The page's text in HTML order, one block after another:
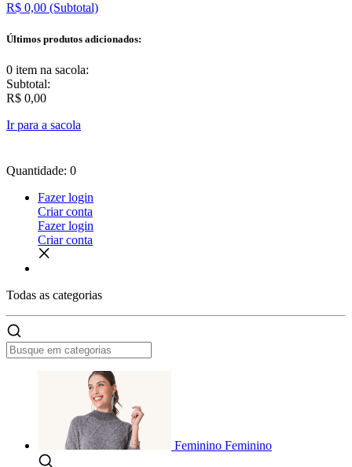
R$ 0,00 (Subtotal)
Últimos produtos adicionados:
0 item na sacola:
Subtotal:
R$ 0,00
Ir para a sacola
Quantidade: 0
Fazer login
Criar conta
Fazer login
Criar conta
Todas as categorias
Feminino Feminino